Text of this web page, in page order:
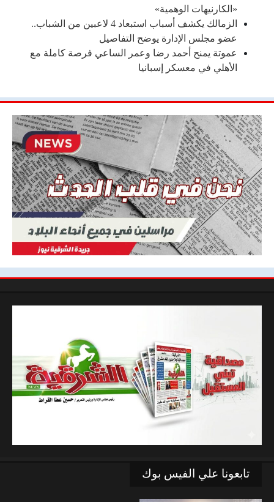
«الكارنيهات الوهمية»
الزمالك يكشف أسباب استبعاد 4 لاعبين من الشباب..
عضو مجلس الإدارة يوضح التفاصيل
عموتة يمنح أحمد رضا وعمر الساعي فرصة كاملة مع
الأهلي في معسكر إسبانيا
تابعونا علي الفيس بوك